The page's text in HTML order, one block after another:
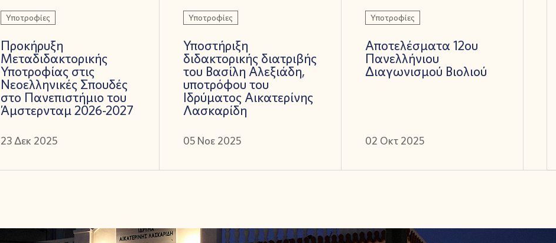
Υποτροφίες
Προκήρυξη
Μεταδιδακτορικής
Υποτροφίας στις
Νεοελληνικές Σπουδές
στο Πανεπιστήμιο του
Άμστερνταμ 2026-2027
23 Δεκ 2025
Υποτροφίες
Υποστήριξη
διδακτορικής διατριβής
του Βασίλη Αλεξιάδη,
υποτρόφου του
Ιδρύματος Αικατερίνης
Λασκαρίδη
05 Νοε 2025
Υποτροφίες
Αποτελέσματα 12ου
Πανελλήνιου
Διαγωνισμού Βιολιού
02 Οκτ 2025